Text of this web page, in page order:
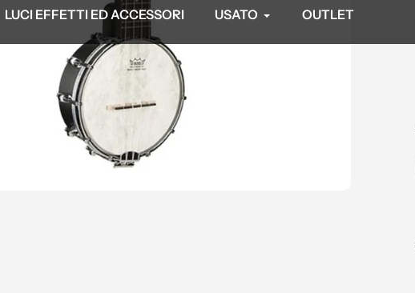
LUCI EFFETTI ED ACCESSORI USATO OUTLET